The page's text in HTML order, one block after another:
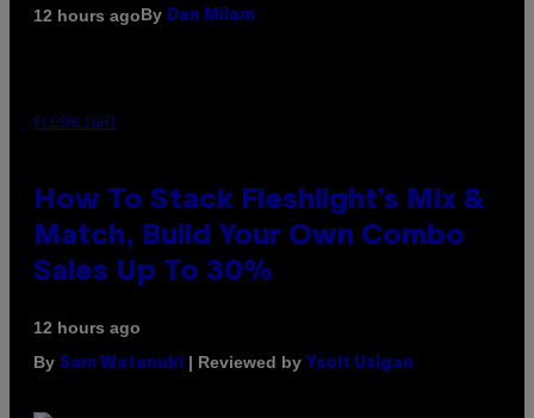
12 hours agoBy Dan Milam
FLESHLIGHT
How To Stack Fleshlight’s Mix &
Match, Build Your Own Combo
Sales Up To 30%
12 hours ago
By Sam Watanuki | Reviewed by Ysolt Usigan